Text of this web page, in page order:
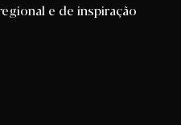
e de inspiração